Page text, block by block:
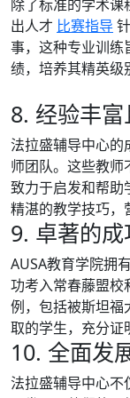
除了标准的学术课
出人才 比赛指导
事，这种专业训练
绩，培养其精英级
8. 经验丰
法拉盛辅导中心
师团队。这些教师
致力于启发和帮助
精湛的教学技巧，
9. 卓著的
AUSA教育学院拥
功考入常春藤盟校
例，包括被斯坦福
取的学生，充分证
10. 全面发
法拉盛辅导中心